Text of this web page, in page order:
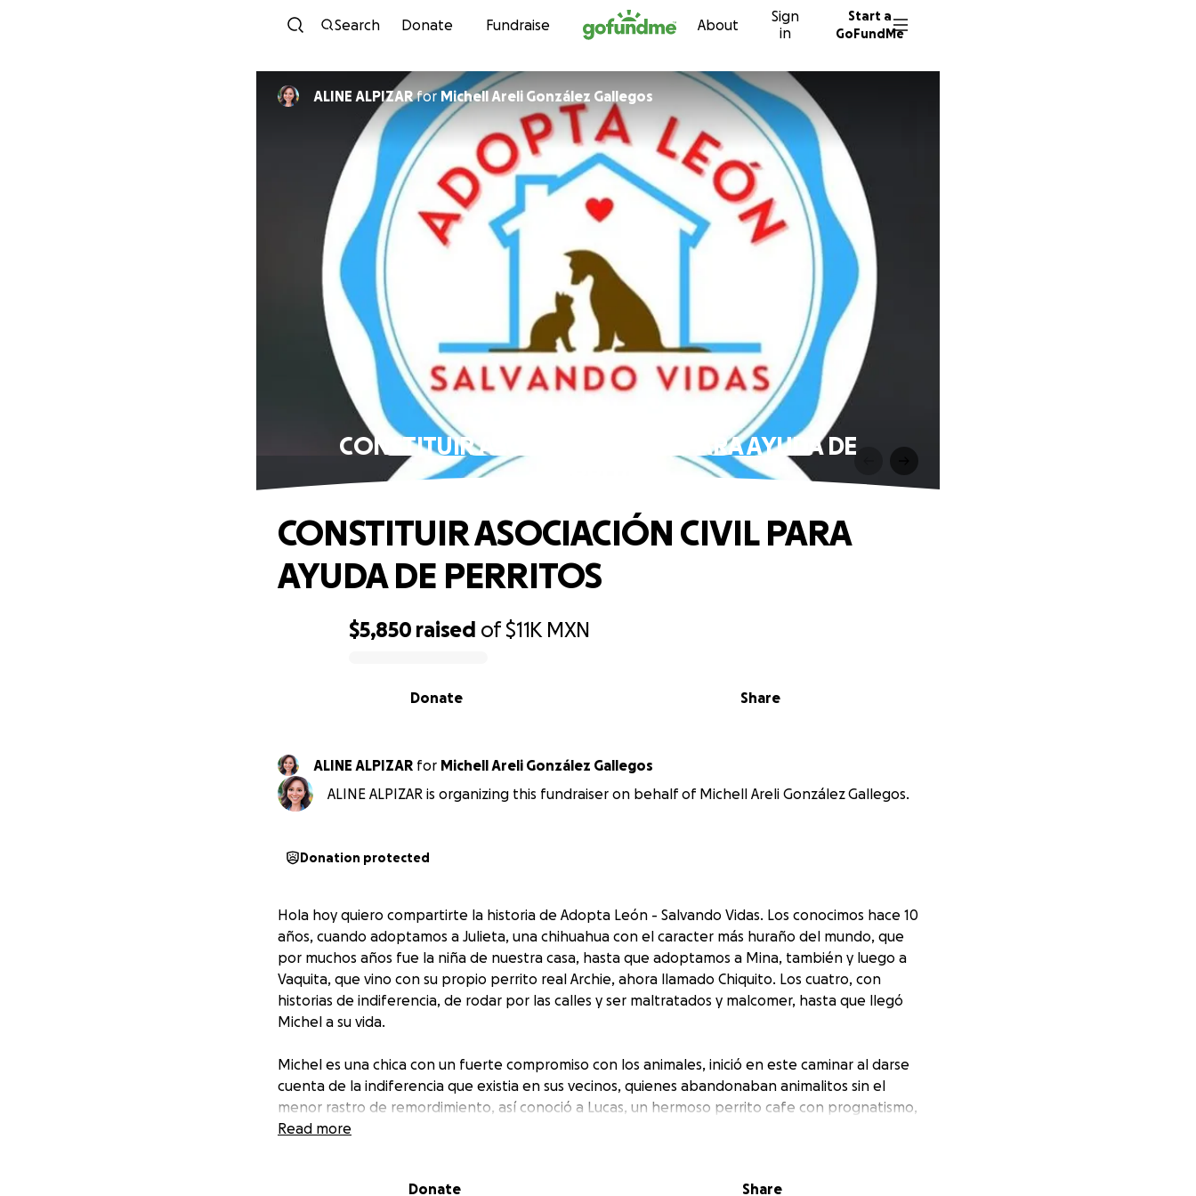
Skip to content
Search Donate Fundraise About
Sign
in
Start a
GoFundMe
ALINE ALPIZARforMichell Areli González Gallegos
CONSTITUIR ASOCIACIÓN CIVIL PARA AYUDA DE
$5,850 raised of$11K MXN
Share
Donate
CONSTITUIR ASOCIACIÓN CIVIL PARA
AYUDA DE PERRITOS
ALINE ALPIZAR for Michell Areli González Gallegos
ALINE ALPIZAR is organizing this fundraiser on behalf of Michell Areli González Gallegos.
Donation protected
Hola hoy quiero compartirte la historia de Adopta León - Salvando Vidas. Los conocimos hace 10
años, cuando adoptamos a Julieta, una chihuahua con el caracter más huraño del mundo, que
por muchos años fue la niña de nuestra casa, hasta que adoptamos a Mina, también y luego a
Vaquita, que vino con su propio perrito real Archie, ahora llamado Chiquito. Los cuatro, con
historias de indiferencia, de rodar por las calles y ser maltratados y malcomer, hasta que llegó
Michel a su vida.
Michel es una chica con un fuerte compromiso con los animales, inició en este caminar al darse
cuenta de la indiferencia que existia en sus vecinos, quienes abandonaban animalitos sin el
menor rastro de remordimiento, así conoció a Lucas, un hermoso perrito cafe con prognatismo,
que al final decidió integrar a su manada, al ver que no era elegido para adogción. Lucas fue el
rehabilitado a cada uno para facilitar su adogción, ha buscado familias adogtantes, investigado
Read more
Donate Share